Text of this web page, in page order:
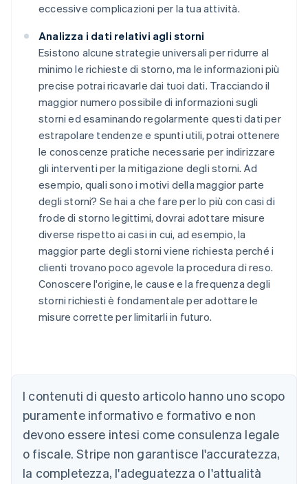
eccessive complicazioni per la tua attività.
Analizza i dati relativi agli storni
Esistono alcune strategie universali per ridurre al
minimo le richieste di storno, ma le informazioni più
precise potrai ricavarle dai tuoi dati. Tracciando il
maggior numero possibile di informazioni sugli
storni ed esaminando regolarmente questi dati per
estrapolare tendenze e spunti utili, potrai ottenere
le conoscenze pratiche necessarie per indirizzare
gli interventi per la mitigazione degli storni. Ad
esempio, quali sono i motivi della maggior parte
degli storni? Se hai a che fare per lo più con casi di
frode di storno legittimi, dovrai adottare misure
diverse rispetto ai casi in cui, ad esempio, la
maggior parte degli storni viene richiesta perché i
clienti trovano poco agevole la procedura di reso.
Conoscere l'origine, le cause e la frequenza degli
storni richiesti è fondamentale per adottare le
misure corrette per limitarli in futuro.
I contenuti di questo articolo hanno uno scopo
puramente informativo e formativo e non
devono essere intesi come consulenza legale
o fiscale. Stripe non garantisce l'accuratezza,
la completezza, l'adeguatezza o l'attualità
Australia
English
Austria
Brasile
Bulgaria
English
Canada
EnglishFrançais
Cina continentale
简体中文English